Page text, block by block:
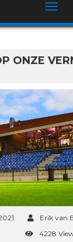
ONZE
Erik van
4228